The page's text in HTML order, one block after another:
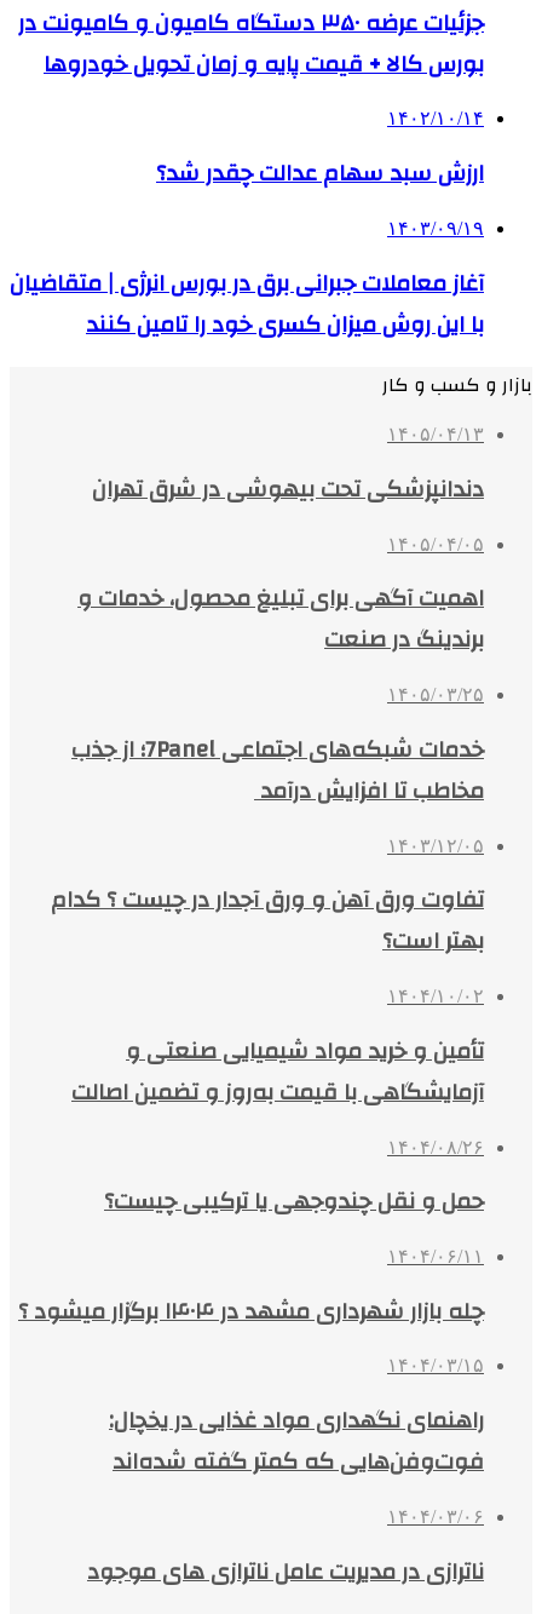
جزئیات عرضه ۳۵۰ دستگاه کامیون و کامیونت در
بورس کالا + قیمت پایه و زمان تحویل خودروها
۱۴۰۲/۱۰/۱۴
ارزش سبد سهام عدالت چقدر شد؟
۱۴۰۳/۰۹/۱۹
آغاز معاملات جبرانی برق در بورس انرژی | متقاضیان
با این روش میزان کسری خود را تامین کنند
بازار و کسب و کار
۱۴۰۵/۰۴/۱۳
دندانپزشکی تحت بیهوشی در شرق تهران
۱۴۰۵/۰۴/۰۵
اهمیت آگهی برای تبلیغ محصول، خدمات و
برندینگ در صنعت
۱۴۰۵/۰۳/۲۵
خدمات شبکه‌های اجتماعی 7Panel؛ از جذب
مخاطب تا افزایش درآمد
۱۴۰۳/۱۲/۰۵
تفاوت ورق آهن و ورق آجدار در چیست ؟ کدام
بهتر است؟
۱۴۰۴/۱۰/۰۲
تأمین و خرید مواد شیمیایی صنعتی و
آزمایشگاهی با قیمت به‌روز و تضمین اصالت
۱۴۰۴/۰۸/۲۶
حمل و نقل چندوجهی یا ترکیبی چیست؟
۱۴۰۴/۰۶/۱۱
چله بازار شهرداری مشهد در ۱۴۰۴ برگزار میشود ؟
۱۴۰۴/۰۳/۱۵
راهنمای نگهداری مواد غذایی در یخچال:
فوت‌وفن‌هایی که کمتر گفته شده‌اند
۱۴۰۴/۰۳/۰۶
ناترازی در مدیریت عامل ناترازی های موجود